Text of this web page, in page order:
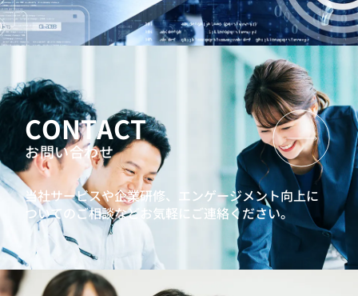
CONTACT
お問い合わせ
当社サービスや企業研修、エンゲージメント向上に
ついてのご相談などお気軽にご連絡ください。